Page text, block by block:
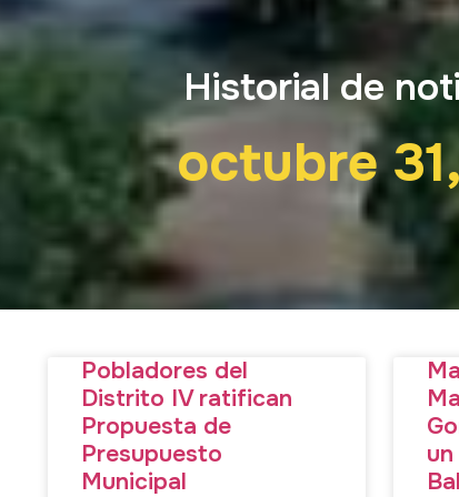
Historial de
octubre
Pobladores del
Distrito IV ratifican
Propuesta de
Presupuesto
Municipal